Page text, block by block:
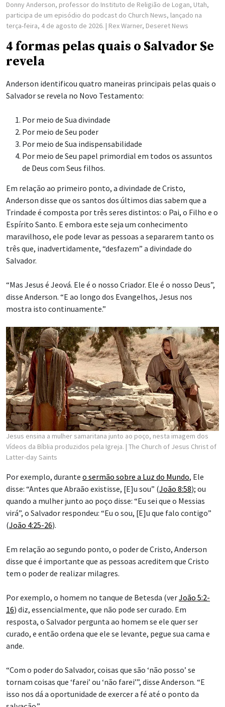
Donny Anderson, professor do Instituto de Religião de Logan, Utah,
participa de um episódio do podcast do Church News, lançado na
terça-feira, 4 de agosto de 2026. | Rex Warner, Deseret News
4 formas pelas quais o Salvador Se
revela
Anderson identificou quatro maneiras principais pelas quais o
Salvador se revela no Novo Testamento:
Por meio de Sua divindade
Por meio de Seu poder
Por meio de Sua indispensabilidade
Por meio de Seu papel primordial em todos os assuntos
de Deus com Seus filhos.
Em relação ao primeiro ponto, a divindade de Cristo,
Anderson disse que os santos dos últimos dias sabem que a
Trindade é composta por três seres distintos: o Pai, o Filho e o
Espírito Santo. E embora este seja um conhecimento
maravilhoso, ele pode levar as pessoas a separarem tanto os
três que, inadvertidamente, “desfazem” a divindade do
Salvador.
“Mas Jesus é Jeová. Ele é o nosso Criador. Ele é o nosso Deus”,
disse Anderson. “E ao longo dos Evangelhos, Jesus nos
mostra isto continuamente.”
Jesus ensina a mulher samaritana junto ao poço, nesta imagem dos
Vídeos da Bíblia produzidos pela Igreja. | The Church of Jesus Christ of
Latter-day Saints
Por exemplo, durante o sermão sobre a Luz do Mundo, Ele
disse: “Antes que Abraão existisse, [E]u sou” (João 8:58); ou
quando a mulher junto ao poço disse: “Eu sei que o Messias
virá”, o Salvador respondeu: “Eu o sou, [E]u que falo contigo”
(João 4:25-26).
Em relação ao segundo ponto, o poder de Cristo, Anderson
disse que é importante que as pessoas acreditem que Cristo
tem o poder de realizar milagres.
Por exemplo, o homem no tanque de Betesda (verJoão 5:2-
16) diz, essencialmente, que não pode ser curado. Em
resposta, o Salvador pergunta ao homem se ele quer ser
curado, e então ordena que ele se levante, pegue sua cama e
ande.
“Com o poder do Salvador, coisas que são ‘não posso’ se
tornam coisas que ‘farei’ ou ‘não farei’”, disse Anderson. “E
isso nos dá a oportunidade de exercer a fé até o ponto da